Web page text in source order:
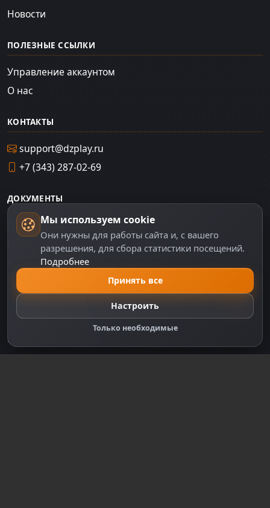
Новости
ПОЛЕЗНЫЕ ССЫЛКИ
Управление аккаунтом
О нас
КОНТАКТЫ
support@dzplay.ru
+7 (343) 287-02-69
ДОКУМЕНТЫ
Пользовательское соглашение
Политика персональных данных
Правила оплаты
Настройки cookie
Правообладателям
Правила сообщества
Мы используем cookie
Они нужны для работы сайта и, с вашего
разрешения, для сбора статистики посещений.
Подробнее
Принять все
Настроить
Только необходимые